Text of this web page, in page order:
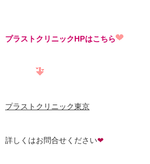
プラストクリニックHPはこちら
プラストクリニック東京
詳しくはお問合せください❤